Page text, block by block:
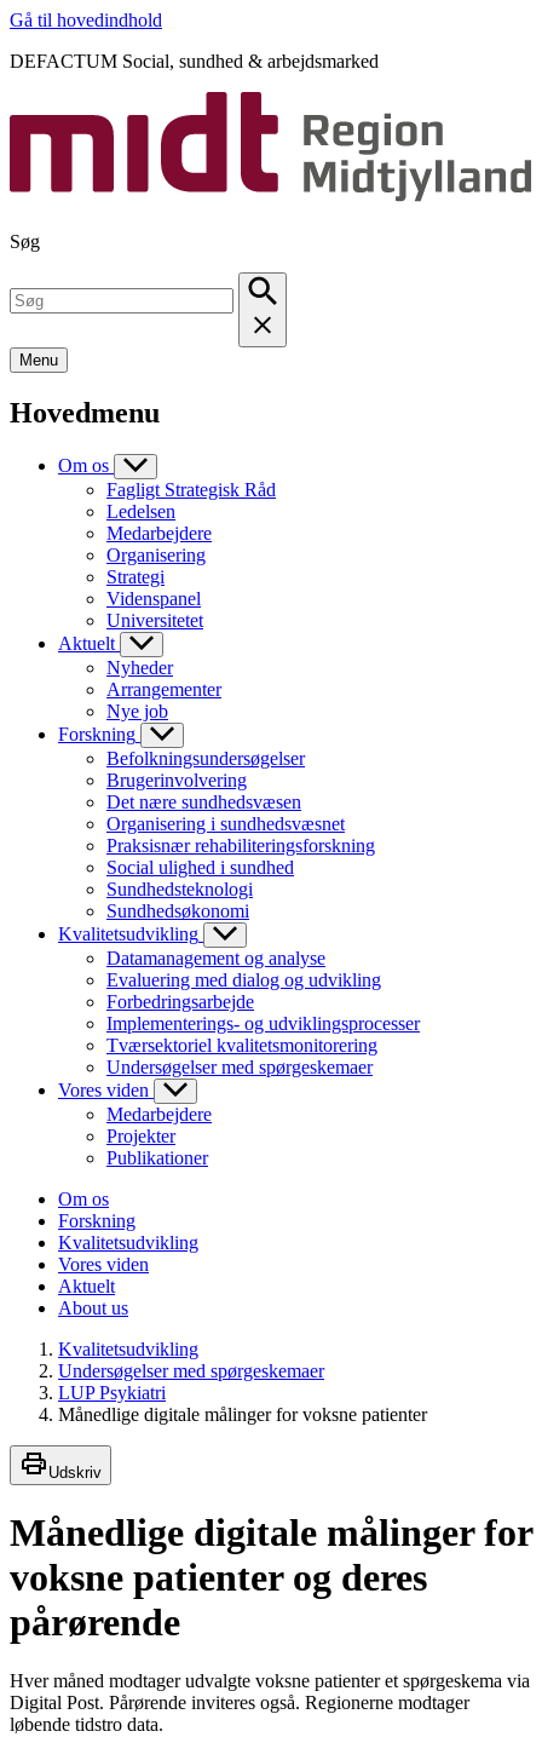
Gå til hovedindhold
DEFACTUM Social, sundhed & arbejdsmarked
Søg
Menu
Hovedmenu
Om os
Fagligt Strategisk Råd
Ledelsen
Medarbejdere
Organisering
Strategi
Videnspanel
Universitetet
Aktuelt
Nyheder
Arrangementer
Nye job
Forskning
Befolkningsundersøgelser
Brugerinvolvering
Det nære sundhedsvæsen
Organisering i sundhedsvæsnet
Praksisnær rehabiliteringsforskning
Social ulighed i sundhed
Sundhedsteknologi
Sundhedsøkonomi
Kvalitetsudvikling
Datamanagement og analyse
Evaluering med dialog og udvikling
Forbedringsarbejde
Implementerings- og udviklingsprocesser
Tværsektoriel kvalitetsmonitorering
Undersøgelser med spørgeskemaer
Vores viden
Medarbejdere
Projekter
Publikationer
Om os
Forskning
Kvalitetsudvikling
Vores viden
Aktuelt
About us
Kvalitetsudvikling
Undersøgelser med spørgeskemaer
LUP Psykiatri
Månedlige digitale målinger for voksne patienter
Udskriv
Månedlige digitale målinger for
voksne patienter og deres
pårørende
Hver måned modtager udvalgte voksne patienter et spørgeskema via
Digital Post. Pårørende inviteres også. Regionerne modtager
løbende tidstro data.